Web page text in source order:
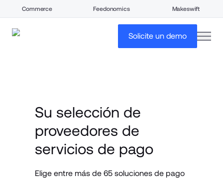
Commerce Feedonomics Makeswift
Solicite un demo
Su selección de
proveedores de
servicios de pago
Elige entre más de 65 soluciones de pago